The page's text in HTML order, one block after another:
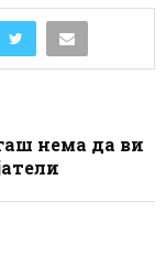
нема да ви